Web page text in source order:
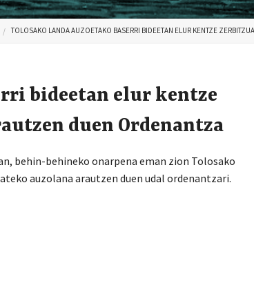
TOLOSAKO LANDA AUZOETAKO BASERRI BIDEETAN ELUR KENTZE
bideetan elur kentze
duen Ordenantza
behin-behineko onarpena eman zion Tolosako
auzolana arautzen duen udal ordenantzari.